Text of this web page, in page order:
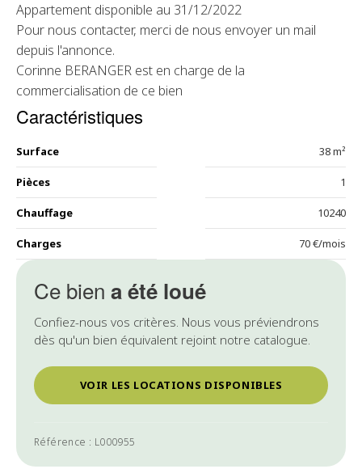
Ce bien a été loué
Confiez-nous vos critères. Nous vous préviendrons
dès qu'un bien équivalent rejoint notre catalogue.
VOIR LES LOCATIONS DISPONIBLES
Référence : L000955
Appartement disponible au 31/12/2022
Pour nous contacter, merci de nous envoyer un mail
depuis l'annonce.
Corinne BERANGER est en charge de la
commercialisation de ce bien
Caractéristiques
Surface 38 m²
Pièces 1
Chauffage 10240
Charges 70 €/mois